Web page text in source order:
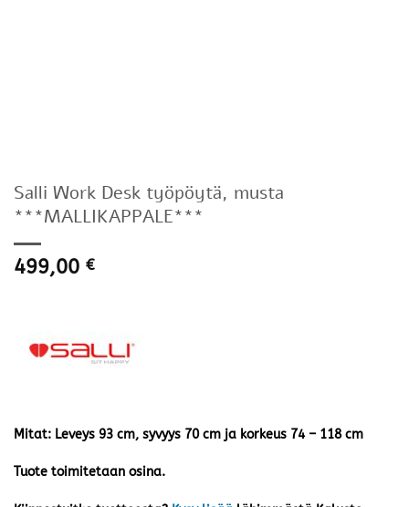
Salli Work Desk työpöytä, musta
***MALLIKAPPALE***
499,00 €
Mitat: Leveys 93 cm, syvyys 70 cm ja korkeus 74 – 118 cm
Tuote toimitetaan osina.